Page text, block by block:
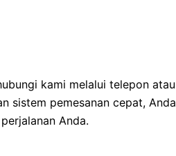
kami melalui telepon atau
sistem pemesanan cepat, Anda
Anda.